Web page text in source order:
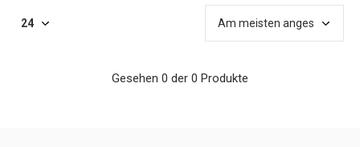
Gesehen 0 der 0 Produkte